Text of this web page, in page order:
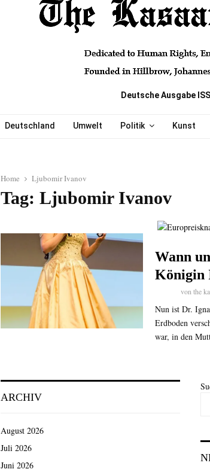
Deutsche Ausgabe
Deutschland Umwelt Politik Kunst
Home Ljubomir Ivanov
Tag: Ljubomir Ivanov
Wann
Königin
vonthe
Nun ist Dr.
Erdboden
war, in den
ARCHIV
August 2026
Juli 2026
Juni 2026